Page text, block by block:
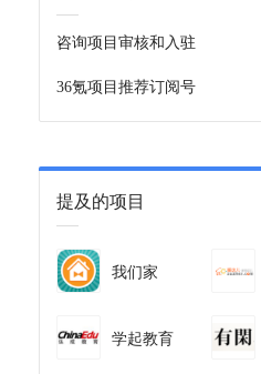
咨询项目审核和入驻
36氪项目推荐订阅号
提及的项目
我们家
学起教育